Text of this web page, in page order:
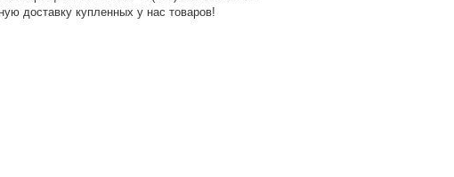
доставку купленных у нас товаров!